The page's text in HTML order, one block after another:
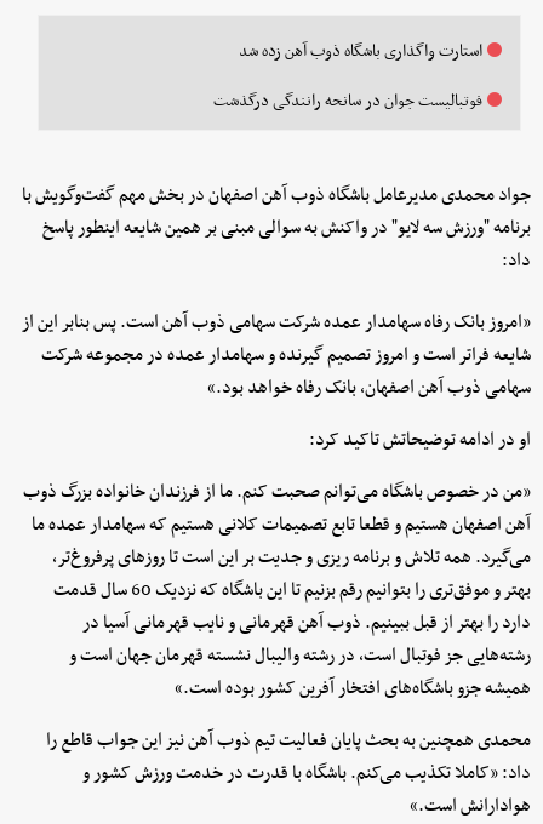
استارت واگذاری باشگاه ذوب آهن زده شد
فوتبالیست جوان در سانحه رانندگی درگذشت
جواد محمدی مدیرعامل باشگاه ذوب آهن اصفهان در بخش مهم گفت‌وگویش با
برنامه "ورزش سه لایو" در واکنش به سوالی مبنی بر همین شایعه اینطور پاسخ
داد:
«امروز بانک رفاه سهامدار عمده شرکت سهامی ذوب آهن است. پس بنابر این از
شایعه فراتر است و امروز تصمیم گیرنده و سهامدار عمده در مجموعه شرکت
سهامی ذوب آهن اصفهان، بانک رفاه خواهد بود.»
او در ادامه توضیحاتش تاکید کرد:
«من در خصوص باشگاه می‌توانم صحبت کنم. ما از فرزندان خانواده بزرگ ذوب
آهن اصفهان هستیم و قطعا تابع تصمیمات کلانی هستیم که سهامدار عمده ما
می‌گیرد. همه تلاش و برنامه ریزی و جدیت بر این است تا روزهای پرفروغ‌تر،
بهتر و موفق‌تری را بتوانیم رقم بزنیم تا این باشگاه که نزدیک 60 سال قدمت
دارد را بهتر از قبل ببینیم. ذوب آهن قهرمانی و نایب قهرمانی آسیا در
رشته‌هایی جز فوتبال است، در رشته والیبال نشسته قهرمان جهان است و
همیشه جزو باشگاه‌های افتخار آفرین کشور بوده است.»
محمدی همچنین به بحث پایان فعالیت تیم ذوب آهن نیز این جواب قاطع را
داد: «کاملا تکذیب می‌کنم. باشگاه با قدرت در خدمت ورزش کشور و
هوادارانش است.»